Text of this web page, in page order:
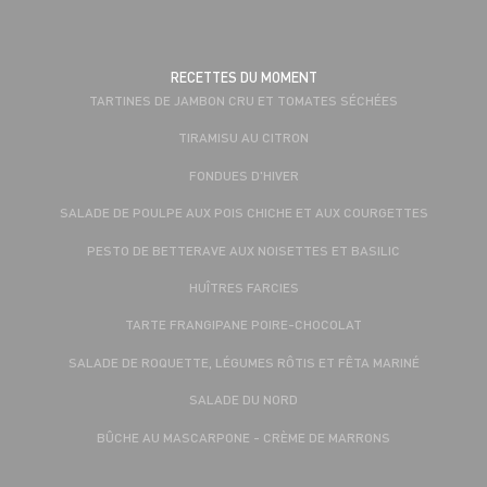
RECETTES DU MOMENT
TARTINES DE JAMBON CRU ET TOMATES SÉCHÉES
TIRAMISU AU CITRON
FONDUES D'HIVER
SALADE DE POULPE AUX POIS CHICHE ET AUX COURGETTES
PESTO DE BETTERAVE AUX NOISETTES ET BASILIC
HUÎTRES FARCIES
TARTE FRANGIPANE POIRE-CHOCOLAT
SALADE DE ROQUETTE, LÉGUMES RÔTIS ET FÊTA MARINÉ
SALADE DU NORD
BÛCHE AU MASCARPONE - CRÈME DE MARRONS